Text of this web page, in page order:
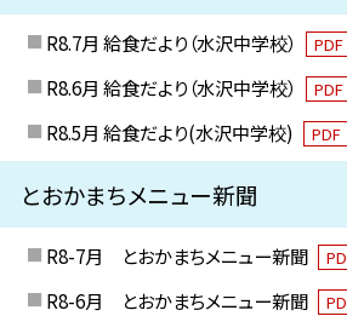
R8.7月 給食だより（水沢中学校） PDF
R8.6月 給食だより（水沢中学校）
PDF
R8.5月 給食だより(水沢中学校)
PDF
とおかまちメニュー新聞
R8-7月 とおかまちメニュー新聞
R8-6月 とおかまちメニュー新聞